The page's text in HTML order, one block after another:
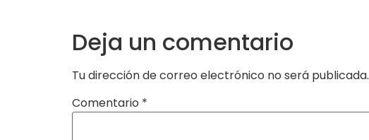
Deja un comentario
Tu dirección de correo electrónico no será publicada.
Comentario *